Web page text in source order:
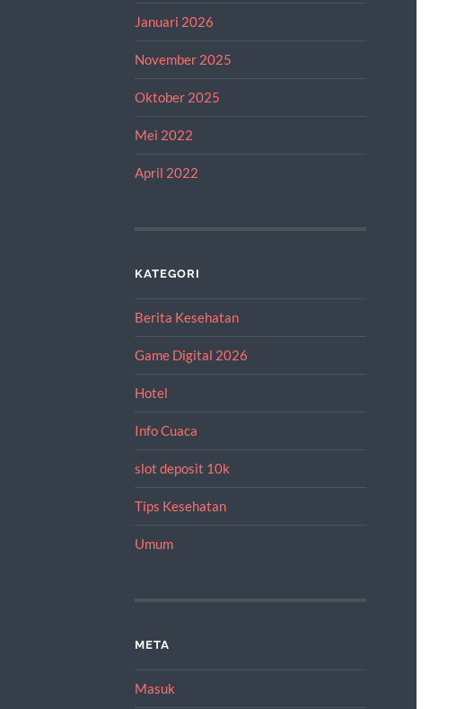
Januari 2026
November 2025
Oktober 2025
Mei 2022
April 2022
KATEGORI
Berita Kesehatan
Game Digital 2026
Hotel
Info Cuaca
slot deposit 10k
Tips Kesehatan
Umum
META
Masuk